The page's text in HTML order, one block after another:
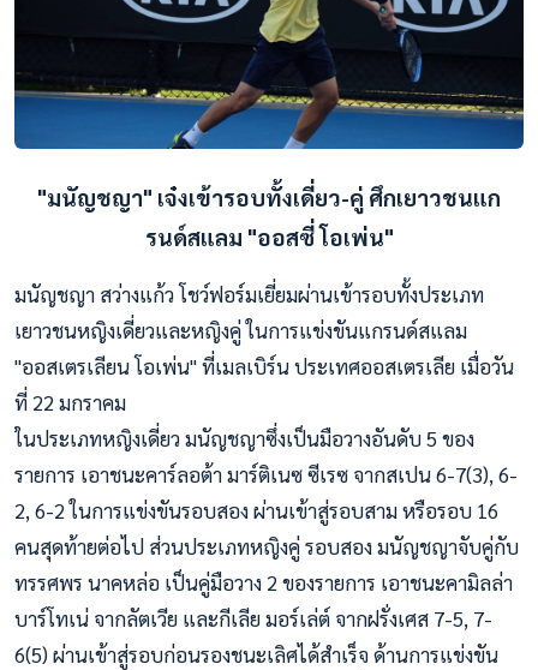
"มนัญชญา" เจ๋งเข้ารอบทั้งเดี่ยว-คู่ ศึกเยาวชนแก
รนด์สแลม "ออสซี่ โอเพ่น"
มนัญชญา สว่างแก้ว โชว์ฟอร์มเยี่ยมผ่านเข้ารอบทั้งประเภท
เยาวชนหญิงเดี่ยวและหญิงคู่ ในการแข่งขันแกรนด์สแลม
"ออสเตรเลียน โอเพ่น" ที่เมลเบิร์น ประเทศออสเตรเลีย เมื่อวัน
ที่ 22 มกราคม
ในประเภทหญิงเดี่ยว มนัญชญาซึ่งเป็นมือวางอันดับ 5 ของ
รายการ เอาชนะคาร์ลอต้า มาร์ติเนซ ซีเรซ จากสเปน 6-7(3), 6-
2, 6-2 ในการแข่งขันรอบสอง ผ่านเข้าสู่รอบสาม หรือรอบ 16
คนสุดท้ายต่อไป ส่วนประเภทหญิงคู่ รอบสอง มนัญชญาจับคู่กับ
ทรรศพร นาคหล่อ เป็นคู่มือวาง 2 ของรายการ เอาชนะคามิลล่า
บาร์โทเน่ จากลัตเวีย และกีเลีย มอร์เล่ต์ จากฝรั่งเศส 7-5, 7-
6(5) ผ่านเข้าสู่รอบก่อนรองชนะเลิศได้สำเร็จ ด้านการแข่งขัน